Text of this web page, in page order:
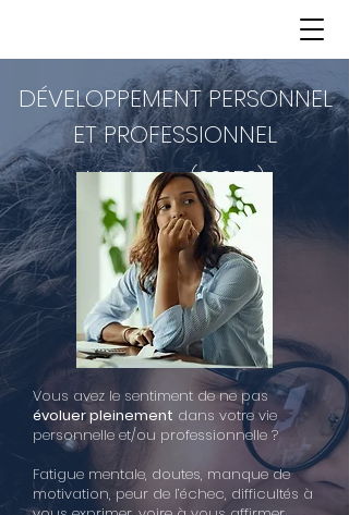
DÉVELOPPEMENT PERSONNEL
ET PROFESSIONNEL
Montanay (69250)
Vous avez le sentiment de ne pas
évoluer pleinement dans votre vie
personnelle et/ou professionnelle ?
Fatigue mentale, doutes, manque de
motivation, peur de l’échec, difficultés à